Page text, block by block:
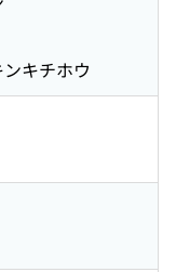
キチホウ